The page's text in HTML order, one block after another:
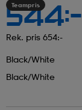
Teampris
544:-
Rek. pris 654:-
Black/white
Black/white